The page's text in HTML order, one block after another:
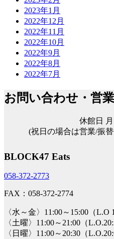
2023年1月
2022年12月
2022年11月
2022年10月
2022年9月
2022年8月
2022年7月
お問い合わせ・営
休館日
(祝日の場合は営業/振
BLOCK47 Eats
058-372-2773
FAX：058-372-2774
〈水～金〉11:00～15:00（L.O
〈土曜〉11:00～21:00（
〈日曜〉11:00～20:30（